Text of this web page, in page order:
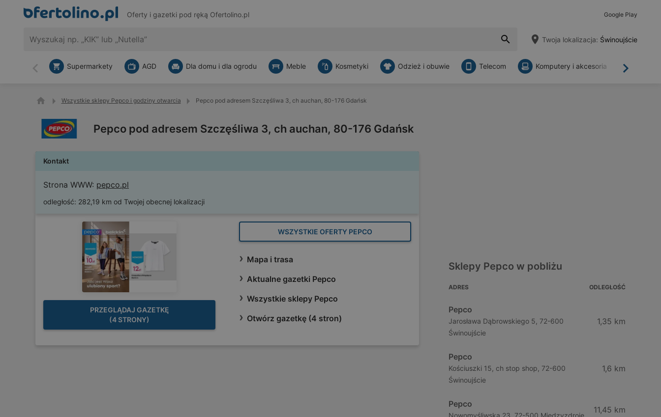
Oferty i gazetki pod ręką Ofertolino.pl Google Play
Twoja lokalizacja: Świnoujście
Wstecz Dalej
Supermarkety AGD Dla domu i dla ogrodu Meble Kosmetyki Odzież i obuwie Telecom Komputery i akcesoria
Wszystkie sklepy Pepco i godziny otwarcia Pepco pod adresem Szczęśliwa 3, ch auchan, 80-176 Gdańsk
Pepco pod adresem Szczęśliwa 3, ch auchan, 80-176 Gdańsk
Kontakt
Strona WWW: pepco.pl
odległość: 282,19 km od Twojej obecnej lokalizacji
PRZEGLĄDAJ GAZETKĘ
(4 STRONY)
WSZYSTKIE OFERTY PEPCO
Mapa i trasa
Aktualne gazetki Pepco
Wszystkie sklepy Pepco
Otwórz gazetkę (4 stron)
Sklepy Pepco w pobliżu
ADRES ODLEGŁOŚĆ
Pepco
Jarosława Dąbrowskiego 5, 72-600
Świnoujście
1,35 km
Pepco
Kościuszki 15, ch stop shop, 72-600
Świnoujście
1,6 km
Pepco
Nowomyśliwska 23, 72-500 Międzyzdroje
11,45 km